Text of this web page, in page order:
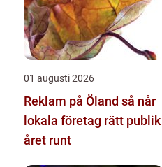
01 augusti 2026
Reklam på Öland så når
lokala företag rätt publik
året runt